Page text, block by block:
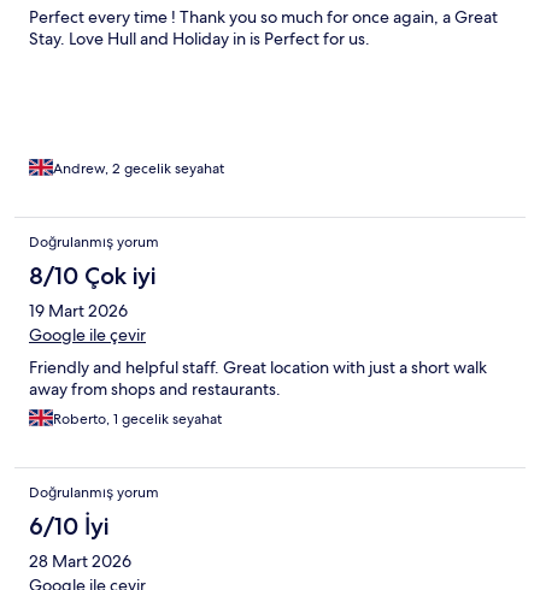
Perfect every time ! Thank you so much for once again, a Great
Stay. Love Hull and Holiday in is Perfect for us.
Andrew, 2 gecelik seyahat
Doğrulanmış yorum
8/10 Çok iyi
19 Mart 2026
Google ile çevir
Friendly and helpful staff. Great location with just a short walk
away from shops and restaurants.
Roberto, 1 gecelik seyahat
Doğrulanmış yorum
6/10 İyi
28 Mart 2026
Google ile çevir